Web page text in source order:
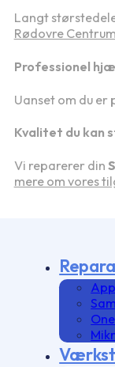
Langt
Rødovre Centrum
Professionel
Uanset om du
Kvalitet du kan
Vi reparerer din
mere om vores